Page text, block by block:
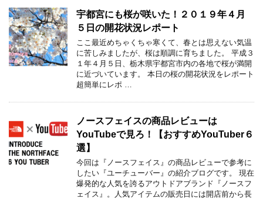
宇都宮にも桜が咲いた！２０１９年４月
５日の開花状況レポート
ここ最近めちゃくちゃ寒くて、春とは思えない気温
に苦しみましたが、桜は順調に育ちました。 平成３
１年４月５日、栃木県宇都宮市内の各地で桜が満開
に近づいています。 本日の桜の開花状況をレポート
超簡単にレポ …
ノースフェイスの商品レビューは
YouTubeで見ろ！【おすすめYouTuber６
選】
今回は『ノースフェイス』の商品レビューで参考に
したい『ユーチューバー』の紹介ブログです。 現在
爆発的な人気を誇るアウトドアブランド『ノースフ
ェイス』。人気アイテムの販売日には開店前から長